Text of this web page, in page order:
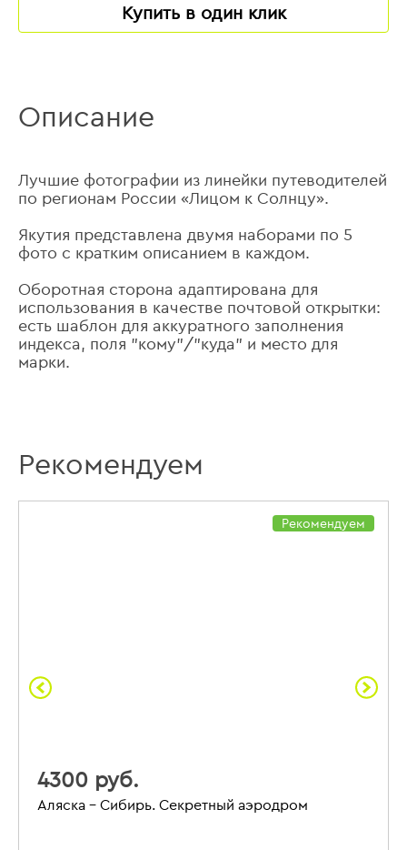
Купить в один клик
Описание
Лучшие фотографии из линейки путеводителей
по регионам России «Лицом к Солнцу».
Якутия представлена двумя наборами по 5
фото с кратким описанием в каждом.
Оборотная сторона адаптирована для
использования в качестве почтовой открытки:
есть шаблон для аккуратного заполнения
индекса, поля "кому"/"куда" и место для
марки.
Рекомендуем
Рекомендуем
4300 руб.
Аляска – Сибирь. Секретный аэродром